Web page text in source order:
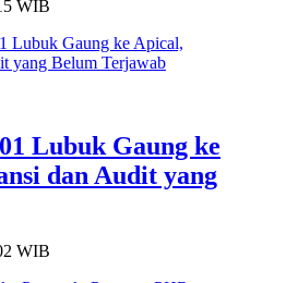
WIB
Lubuk Gaung ke
dan Audit yang
WIB